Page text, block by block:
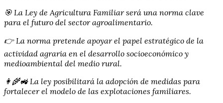
🎯 La Ley de Agricultura Familiar será una norma clave
para el futuro del sector agroalimentario.
👉 La norma pretende apoyar el papel estratégico de la
actividad agraria en el desarrollo socioeconómico y
medioambiental del medio rural.
👩‍🌾🚜 La ley posibilitará la adopción de medidas para
fortalecer el modelo de las explotaciones familiares.